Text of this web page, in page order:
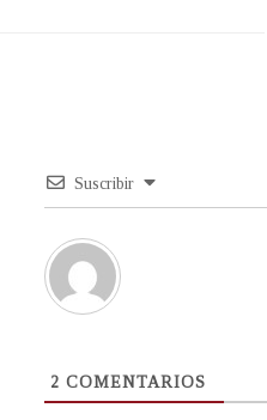
Suscribir
2 COMENTARIOS